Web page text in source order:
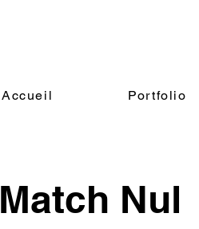
Accueil Portfolio
Match Nul